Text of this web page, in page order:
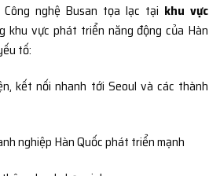
nghệ Busan tọa lạc tại khu vực
khu vực phát triển năng động của Hàn
tố:
kết nối nhanh tới Seoul và các thành
nghiệp Hàn Quốc phát triển mạnh